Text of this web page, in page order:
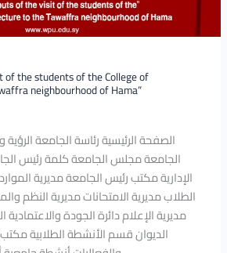
the students of the College of
neighbourhood of Hama”
الصفحة الرئيسية رئاسة الجامعة
الجامعة مجلس الجامعة كلمة رئيس
الإدارية مكتب رئيس الجامعة مديرية
الطلاب مديرية الامتحانات مديرية النظم
مديرية الإعلام دائرة الجودة
الديوان قسم الأنشطة الطلابية مكتب